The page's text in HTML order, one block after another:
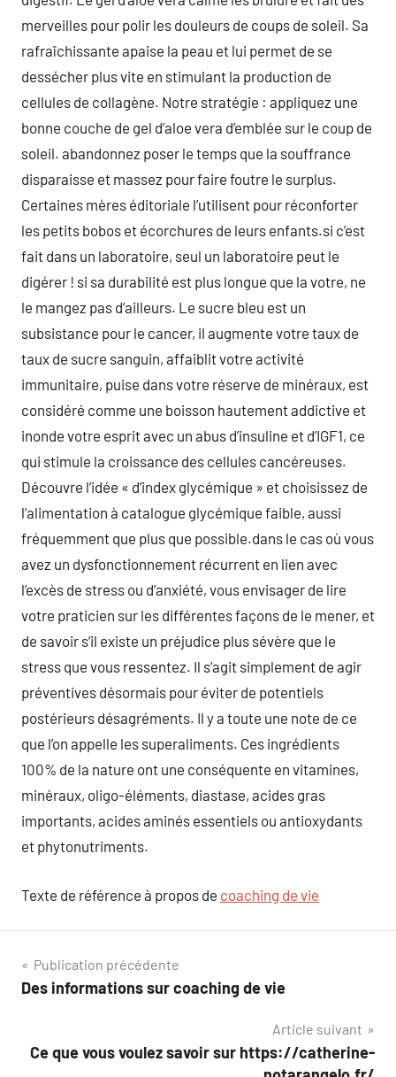
merveilles pour polir les douleurs de coups de soleil. Sa
rafraîchissante apaise la peau et lui permet de se
dessécher plus vite en stimulant la production de
cellules de collagène. Notre stratégie : appliquez une
bonne couche de gel d’aloe vera d’emblée sur le coup de
soleil. abandonnez poser le temps que la souffrance
disparaisse et massez pour faire foutre le surplus.
Certaines mères éditoriale l’utilisent pour réconforter
les petits bobos et écorchures de leurs enfants.si c’est
fait dans un laboratoire, seul un laboratoire peut le
digérer ! si sa durabilité est plus longue que la votre, ne
le mangez pas d’ailleurs. Le sucre bleu est un
subsistance pour le cancer, il augmente votre taux de
taux de sucre sanguin, affaiblit votre activité
immunitaire, puise dans votre réserve de minéraux, est
considéré comme une boisson hautement addictive et
inonde votre esprit avec un abus d’insuline et d’IGF1, ce
qui stimule la croissance des cellules cancéreuses.
Découvre l’idée « d’index glycémique » et choisissez de
l’alimentation à catalogue glycémique faible, aussi
fréquemment que plus que possible.dans le cas où vous
avez un dysfonctionnement récurrent en lien avec
l’excès de stress ou d’anxiété, vous envisager de lire
votre praticien sur les différentes façons de le mener, et
de savoir s’il existe un préjudice plus sévère que le
stress que vous ressentez. Il s’agit simplement de agir
préventives désormais pour éviter de potentiels
postérieurs désagréments. Il y a toute une note de ce
que l’on appelle les superaliments. Ces ingrédients
100% de la nature ont une conséquente en vitamines,
minéraux, oligo-éléments, diastase, acides gras
importants, acides aminés essentiels ou antioxydants
et phytonutriments.
Texte de référence à propos de coaching de vie
Navigation
de
Publication précédente
Des informations sur coaching de vie
Article suivant
Ce que vous voulez savoir sur https://catherine-